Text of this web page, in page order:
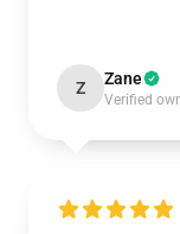
Z Zane
Verified